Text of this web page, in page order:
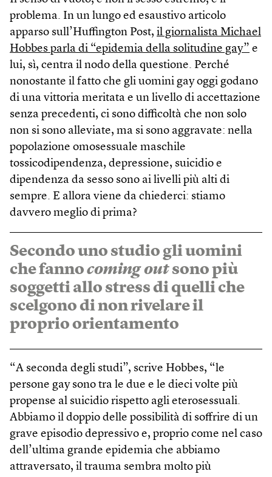
problema. In un lungo ed esaustivo articolo
apparso sull’Huffington Post, il giornalista Michael
Hobbes parla di “epidemia della solitudine gay” e
lui, sì, centra il nodo della questione. Perché
nonostante il fatto che gli uomini gay oggi godano
di una vittoria meritata e un livello di accettazione
senza precedenti, ci sono difficoltà che non solo
non si sono alleviate, ma si sono aggravate: nella
popolazione omosessuale maschile
tossicodipendenza, depressione, suicidio e
dipendenza da sesso sono ai livelli più alti di
sempre. E allora viene da chiederci: stiamo
davvero meglio di prima?
Secondo uno studio gli uomini
che fannocoming outsono più
soggetti allo stress di quelli che
scelgono di non rivelare il
proprio orientamento
“A seconda degli studi”, scrive Hobbes, “le
persone gay sono tra le due e le dieci volte più
propense al suicidio rispetto agli eterosessuali.
Abbiamo il doppio delle possibilità di soffrire di un
grave episodio depressivo e, proprio come nel caso
dell’ultima grande epidemia che abbiamo
attraversato, il trauma sembra molto più